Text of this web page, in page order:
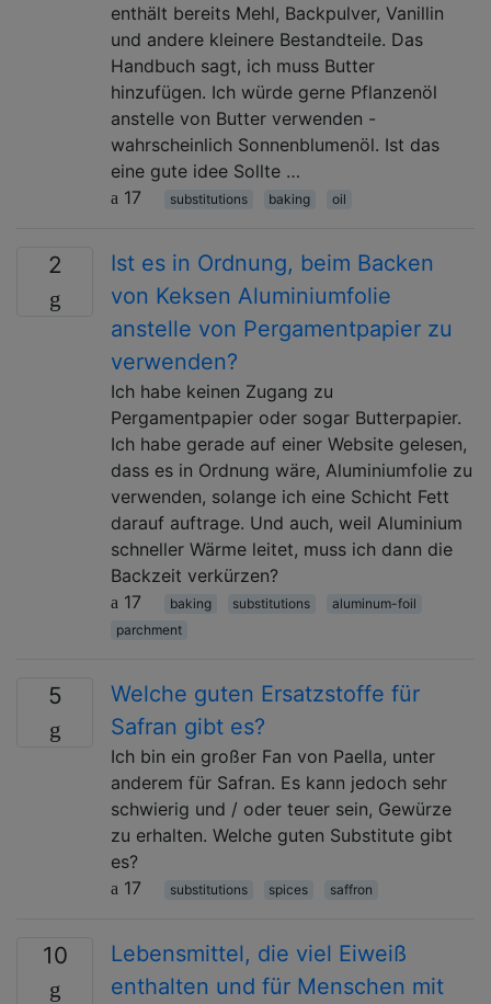
enthält bereits Mehl, Backpulver, Vanillin
und andere kleinere Bestandteile. Das
Handbuch sagt, ich muss Butter
hinzufügen. Ich würde gerne Pflanzenöl
anstelle von Butter verwenden -
wahrscheinlich Sonnenblumenöl. Ist das
eine gute idee Sollte …
17
substitutions baking oil
2
Ist es in Ordnung, beim Backen
von Keksen Aluminiumfolie
anstelle von Pergamentpapier zu
verwenden?
Ich habe keinen Zugang zu
Pergamentpapier oder sogar Butterpapier.
Ich habe gerade auf einer Website gelesen,
dass es in Ordnung wäre, Aluminiumfolie zu
verwenden, solange ich eine Schicht Fett
darauf auftrage. Und auch, weil Aluminium
schneller Wärme leitet, muss ich dann die
Backzeit verkürzen?
17
baking substitutions
aluminum-foil
parchment
5
Welche guten Ersatzstoffe für
Safran gibt es?
Ich bin ein großer Fan von Paella, unter
anderem für Safran. Es kann jedoch sehr
schwierig und / oder teuer sein, Gewürze
zu erhalten. Welche guten Substitute gibt
es?
17
substitutions spices saffron
10
Lebensmittel, die viel Eiweiß
enthalten und für Menschen mit